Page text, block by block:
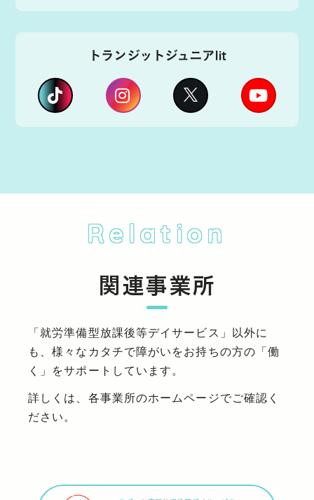
トランジットジュニアlit
Relation
関連事業所
「就労準備型放課後等デイサービス」以外に
も、様々なカタチで障がいをお持ちの方の「働
く」をサポートしています。
詳しくは、各事業所のホームページでご確認く
ださい。